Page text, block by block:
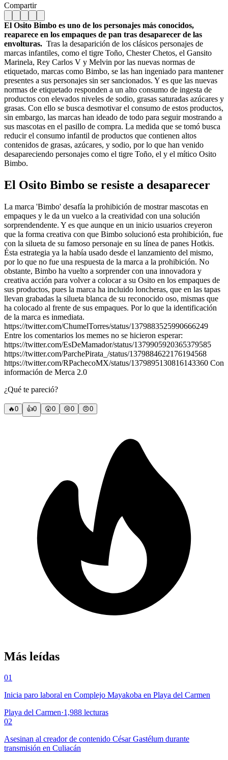
Compartir
El Osito Bimbo es uno de los personajes más conocidos,
reaparece en los empaques de pan tras desaparecer de las
envolturas. Tras la desaparición de los clásicos personajes de
marcas infantiles, como el tigre Toño, Chester Chetos, el Gansito
Marinela, Rey Carlos V y Melvin por las nuevas normas de
etiquetado, marcas como Bimbo, se las han ingeniado para mantener
presentes a sus personajes sin ser sancionados. Y es que las nuevas
normas de etiquetado responden a un alto consumo de ingesta de
productos con elevados niveles de sodio, grasas saturadas azúcares y
grasas. Con ello se busca desmotivar el consumo de estos productos,
sin embargo, las marcas han ideado de todo para seguir mostrando a
sus mascotas en el pasillo de compra. La medida que se tomó busca
reducir el consumo infantil de productos que contienen altos
contenidos de grasas, azúcares, y sodio, por lo que han venido
desapareciendo personajes como el tigre Toño, el y el mítico Osito
Bimbo.
El Osito Bimbo se resiste a desaparecer
La marca 'Bimbo' desafía la prohibición de mostrar mascotas en
empaques y le da un vuelco a la creatividad con una solución
sorprendendente. Y es que aunque en un inicio usuarios creyeron
que la forma creativa con que Bimbo solucionó esta prohibición, fue
con la silueta de su famoso personaje en su línea de panes Hotkis.
Ésta estrategia ya la había usado desde el lanzamiento del mismo,
por lo que no fue una respuesta de la marca a la prohibición. No
obstante, Bimbo ha vuelto a sorprender con una innovadora y
creativa acción para volver a colocar a su Osito en los empaques de
sus productos, pues la marca ha incluido loncheras, que en las tapas
llevan grabadas la silueta blanca de su reconocido oso, mismas que
ha colocado al frente de sus empaques. Por lo que la identificación
de la marca es inmediata.
https://twitter.com/ChumelTorres/status/1379883525990666249
Entre los comentarios los memes no se hicieron esperar:
https://twitter.com/EsDeMamador/status/1379905920365379585
https://twitter.com/ParchePirata_/status/1379884622176194568
https://twitter.com/RPachecoMX/status/1379895130816143360 Con
información de Merca 2.0
¿Qué te pareció?
🔥0 👍0 😲0 😢0 😠0
Más leídas
01
Inicia paro laboral en Complejo Mayakoba en Playa del Carmen
Playa del Carmen·1,988 lecturas
02
Asesinan al creador de contenido César Gastélum durante
transmisión en Culiacán